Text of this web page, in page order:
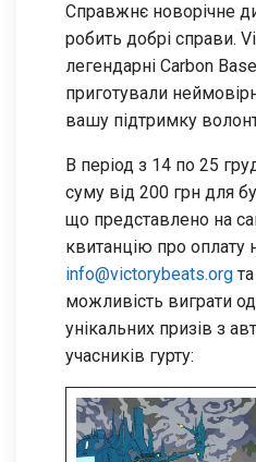
Справжнє новорічне
робить добрі справи.
легендарні Carbon
приготували
вашу підтримку
В період з 14 по 25
суму від 200 грн для
що представлено на
квитанцію про оплату
info@victorybeats.org
можливість виграти
унікальних призів з
учасників гурту: